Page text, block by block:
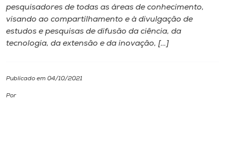
Diplomados
Cultura
Biblioteca
pesquisadores de todas as áreas de conhecimento,
visando ao compartilhamento e à divulgação de
estudos e pesquisas de difusão da ciência, da
tecnologia, da extensão e da inovação, […]
Publicado em 04/10/2021
Por